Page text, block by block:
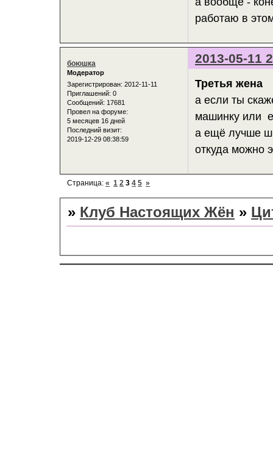
работаю в
2013-05-11
боюшка
Модератор
Зарегистрирован: 2012-11-11
Приглашений: 0
Сообщений: 17681
Провел на форуме:
5 месяцев 16 дней
Последний визит:
2019-12-29 08:38:59
Третья жена
а если ты
машинку или
а ещё лучше
откуда можно
Страница:« 1 2 3 4 5 »
» Клуб Настоящих Жён »